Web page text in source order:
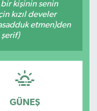
kişinin senin
kızıl develer
etmen)den
şerif)
GÜNEŞ